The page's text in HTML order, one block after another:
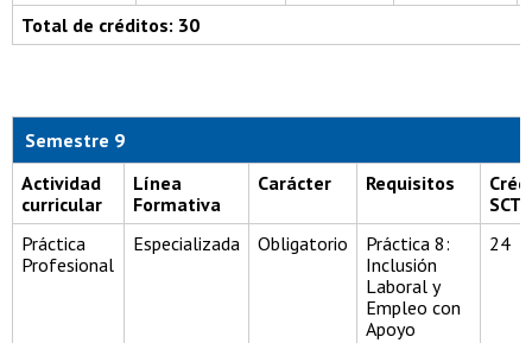
Total de créditos: 30
Semestre 9
Actividad
curricular
Línea
Formativa
Carácter Requisitos
SCT
Práctica
Profesional
Especializada Obligatorio
Práctica 8:
Inclusión
Laboral y
Empleo con
Apoyo
24